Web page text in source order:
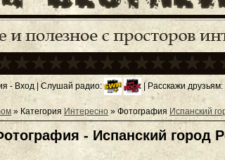
- Вход | Слушай радио: | Расскажи друзьям:
» Категория Интересно » Фотография Испанский
- Испанский город